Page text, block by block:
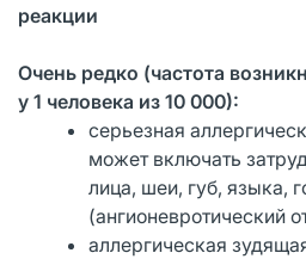
реакции
Очень редко (частота
у 1 человека из 10 000):
серьезная
может включать
лица, шеи, губ, языка,
(ангионевротический
аллергическая